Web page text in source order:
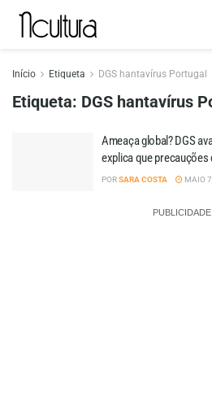
Início Etiqueta DGS hantavírus Portugal
Etiqueta: DGS hantavírus
Ameaça global? DGS
explica que precauções
PORSARA COSTA MAIO
PUBLICIDADE